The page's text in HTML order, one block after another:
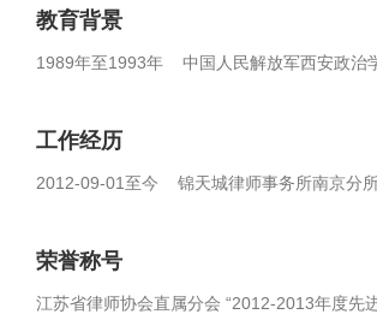
教育背景
1989年至1993年 中国人民解放军西安政治
工作经历
2012-09-01至今 锦天城律师事务所南京分
荣誉称号
江苏省律师协会直属分会 “2012-2013年度先